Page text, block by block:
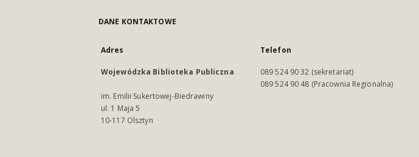
DANE KONTAKTOWE
Adres
Wojewódzka Biblioteka Publiczna
im. Emilii Sukertowej-Biedrawiny
ul. 1 Maja 5
10-117 Olsztyn
Telefon
089 524 90 32 (sekretariat)
089 524 90 48 (Pracownia Regionalna)